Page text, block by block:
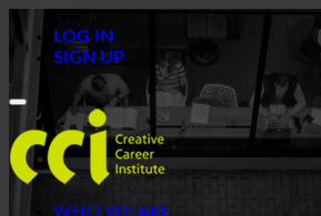
LOG IN
SIGN UP
Toggle
navigation
WHO WE ARE